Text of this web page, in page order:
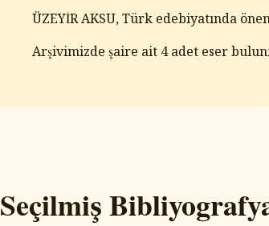
ÜZEYİR AKSU, Türk edebiyatında
Arşivimizde şaire ait 4 adet eser
Seçilmiş